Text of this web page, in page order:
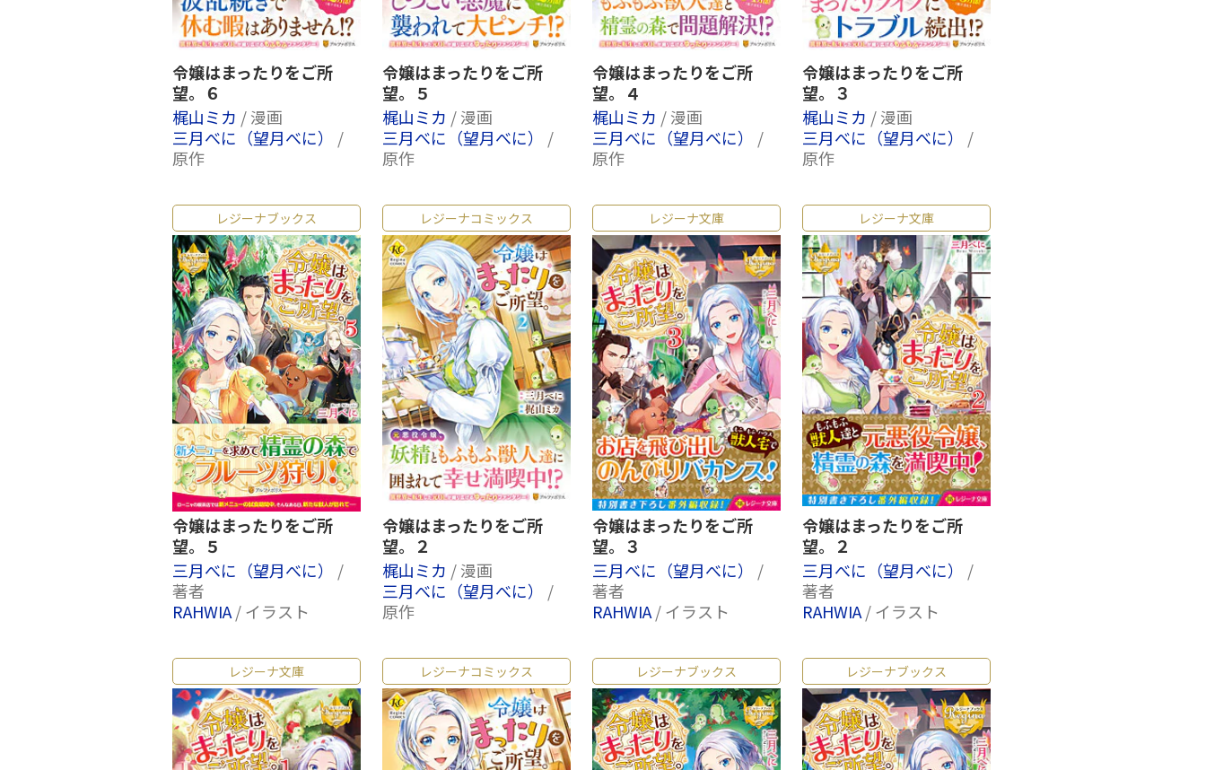
令嬢はまったりをご所
望。６
梶山ミカ / 漫画
三月べに（望月べに） /
原作
令嬢はまったりをご所
望。５
梶山ミカ / 漫画
三月べに（望月べに） /
原作
令嬢はまったりをご所
望。４
梶山ミカ / 漫画
三月べに（望月べに） /
原作
令嬢はまったりをご所
望。３
梶山ミカ / 漫画
三月べに（望月べに） /
原作
レジーナブックス
令嬢はまったりをご所
望。５
三月べに（望月べに） /
著者
RAHWIA/ イラスト
レジーナコミックス
令嬢はまったりをご所
望。２
梶山ミカ / 漫画
三月べに（望月べに） /
原作
レジーナ文庫
令嬢はまったりをご所
望。３
三月べに（望月べに） /
著者
RAHWIA/ イラスト
レジーナ文庫
令嬢はまったりをご所
望。２
三月べに（望月べに） /
著者
RAHWIA/ イラスト
レジーナ文庫 レジーナコミックス レジーナブックス レジーナブックス